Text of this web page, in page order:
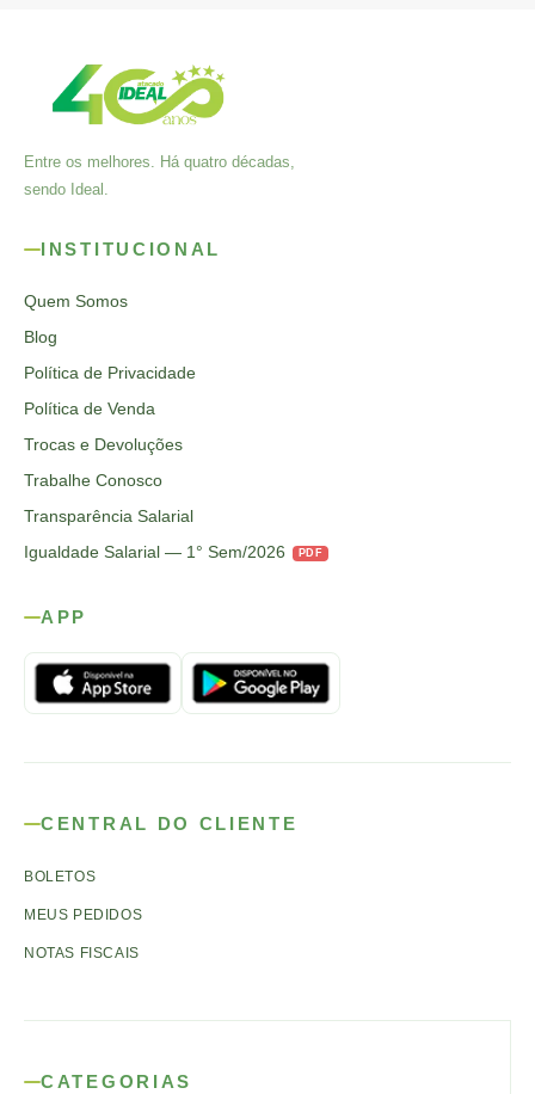
Entre os melhores. Há quatro décadas,
sendo Ideal.
INSTITUCIONAL
Quem Somos
Blog
Política de Privacidade
Política de Venda
Trocas e Devoluções
Trabalhe Conosco
Transparência Salarial
Igualdade Salarial — 1° Sem/2026
PDF
APP
CENTRAL DO CLIENTE
BOLETOS
MEUS PEDIDOS
NOTAS FISCAIS
CATEGORIAS